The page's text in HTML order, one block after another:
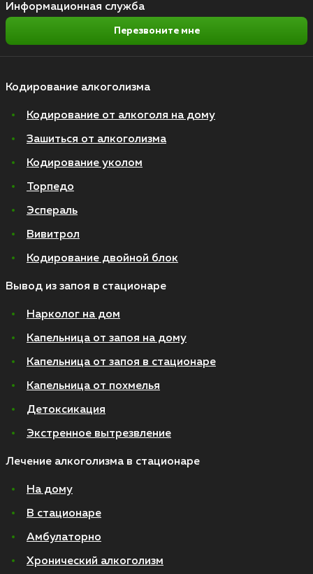
Кодирование алкоголизма
Кодирование от алкоголя на дому
Зашиться от алкоголизма
Кодирование уколом
Торпедо
Эспераль
Вивитрол
Кодирование двойной блок
Вывод из запоя в стационаре
Нарколог на дом
Капельница от запоя на дому
Капельница от запоя в стационаре
Капельница от похмелья
Детоксикация
Экстренное вытрезвление
Лечение алкоголизма в стационаре
На дому
В стационаре
Амбулаторно
Хронический алкоголизм
Информационная служба
Перезвоните мне